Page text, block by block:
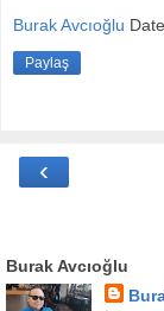
Burak Avcıoğlu
Paylaş
‹
Burak Avcıoğlu